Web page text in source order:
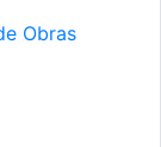
Obras